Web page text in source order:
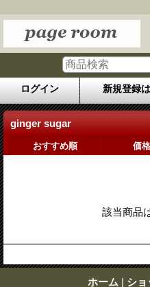
ログイン 新規登録
ginger sugar
おすすめ順 価
該当商品
ホーム | ショ